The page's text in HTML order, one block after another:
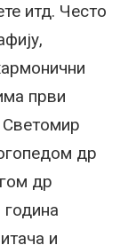
итд. Често
први
Светомир
др
др
и